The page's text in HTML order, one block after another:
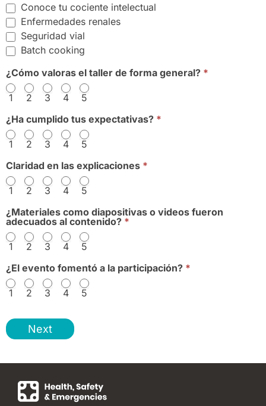
Conoce tu cociente intelectual
Enfermedades renales
Seguridad vial
Batch cooking
¿Cómo valoras el taller de forma general? *
1 2 3 4
5
¿Ha cumplido tus expectativas? *
1 2 3 4
5
Claridad en las explicaciones *
1 2 3 4
5
¿Materiales como diapositivas o videos fueron
adecuados al contenido? *
1 2 3 4
5
¿El evento fomentó a la participación? *
1 2 3 4 5
Next